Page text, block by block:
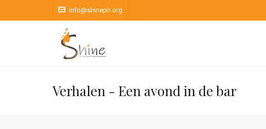
info@shineph.org
Verhalen - Een avond in de bar